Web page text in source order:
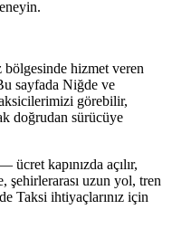
hizmet veren
sayfada Niğde ve
görebilir,
doğrudan sürücüye
kapınızda açılır,
şehirlerarası uzun yol, tren
Taksi ihtiyaçlarınız için